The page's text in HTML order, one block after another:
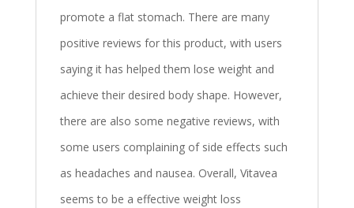
promote a flat stomach. There are many
positive reviews for this product, with users
saying it has helped them lose weight and
achieve their desired body shape. However,
there are also some negative reviews, with
some users complaining of side effects such
as headaches and nausea. Overall, Vitavea
seems to be a effective weight loss